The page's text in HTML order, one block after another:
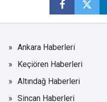
Ankara Haberleri
Keçiören Haberleri
Altındağ Haberleri
Sincan Haberleri